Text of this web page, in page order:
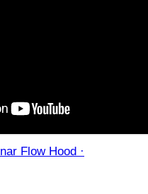
Flow Hood ·